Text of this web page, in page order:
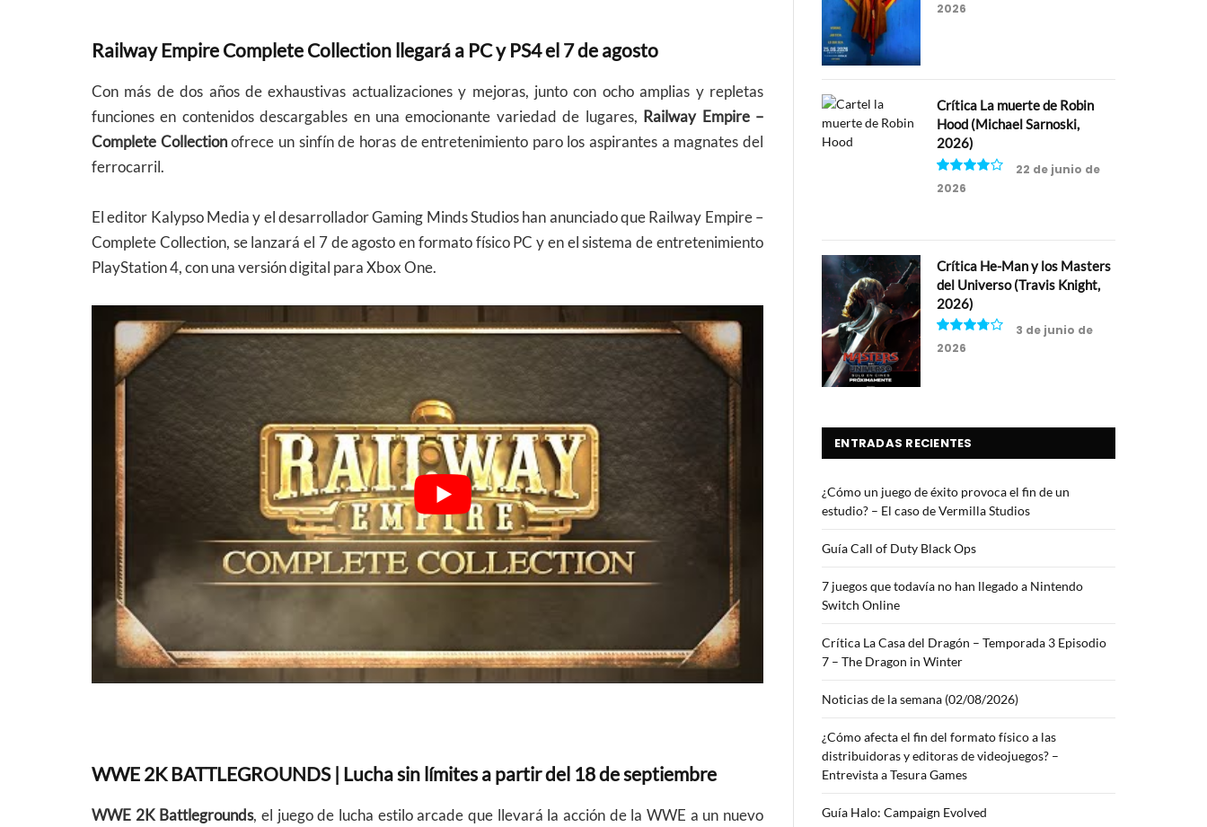
Railway Empire Complete Collection llegará a PC y PS4 el 7 de agosto
Con más de dos años de exhaustivas actualizaciones y mejoras, junto con ocho amplias y repletas
funciones en contenidos descargables en una emocionante variedad de lugares, Railway Empire –
Complete Collectionofrece un sinfín de horas de entretenimiento paro los aspirantes a magnates del
ferrocarril.
El editor Kalypso Media y el desarrollador Gaming Minds Studios han anunciado que Railway Empire –
Complete Collection, se lanzará el 7 de agosto en formato físico PC y en el sistema de entretenimiento
PlayStation 4, con una versión digital para Xbox One.
WWE 2K BATTLEGROUNDS | Lucha sin límites a partir del 18 de septiembre
WWE 2K Battlegrounds, el juego de lucha estilo arcade que llevará la acción de la WWE a un nuevo
7.5
2026
Crítica La muerte de Robin
Hood (Michael Sarnoski,
2026)
8
22 de junio de
2026
Crítica He-Man y los Masters
del Universo (Travis Knight,
2026)
7.5
3 de junio de
2026
ENTRADAS RECIENTES
¿Cómo un juego de éxito provoca el fin de un
estudio? – El caso de Vermilla Studios
Guía Call of Duty Black Ops
7 juegos que todavía no han llegado a Nintendo
Switch Online
Crítica La Casa del Dragón – Temporada 3 Episodio
7 – The Dragon in Winter
Noticias de la semana (02/08/2026)
¿Cómo afecta el fin del formato físico a las
distribuidoras y editoras de videojuegos? –
Entrevista a Tesura Games
Guía Halo: Campaign Evolved